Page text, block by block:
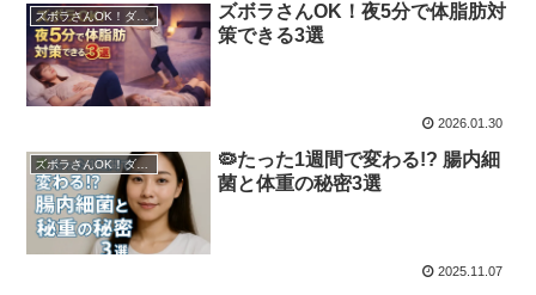
ズボラさんOK！ダイエット関連
ズボラさんOK！夜5分で体脂肪対
策できる3選
2026.01.30
ズボラさんOK！ダイエット関連
🦠たった1週間で変わる!? 腸内細
菌と体重の秘密3選
2025.11.07